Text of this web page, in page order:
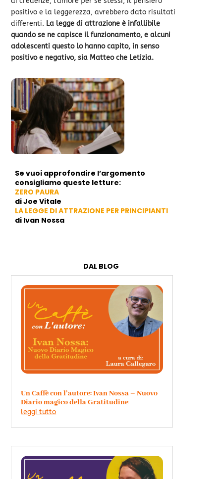
positivo e la leggerezza, avrebbero dato risultati
differenti. La legge di attrazione è infallibile
quando se ne capisce il funzionamento, e alcuni
adolescenti questo lo hanno capito, in senso
positivo e negativo, sia Matteo che Letizia.
Se vuoi approfondire l’argomento
consigliamo queste letture:
ZERO PAURA
di Joe Vitale
LA LEGGE DI ATTRAZIONE PER PRINCIPIANTI
di Ivan Nossa
DAL BLOG
Un Caffè con l’autore: Ivan Nossa – Nuovo
Diario magico della Gratitudine
leggi tutto